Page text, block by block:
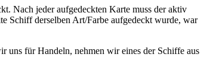
Nach jeder aufgedeckten Karte muss der aktiv
Schiff derselben Art/Farbe aufgedeckt wurde, war
uns für Handeln, nehmen wir eines der Schiffe aus